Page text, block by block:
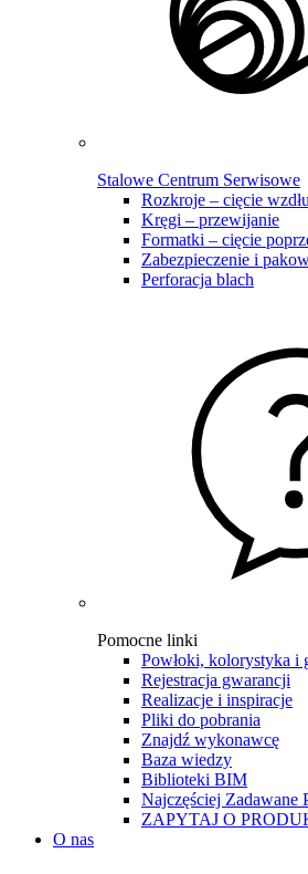
Stalowe Centrum Serwisowe
Rozkroje – cięcie
Kręgi – przewijanie
Formatki – cięcie
Zabezpieczenie i
Perforacja blach
Pomocne linki
Powłoki, kolorystyka i
Rejestracja gwarancji
Realizacje i inspiracje
Pliki do pobrania
Znajdź wykonawcę
Baza wiedzy
Biblioteki BIM
Najczęściej Zadawane
ZAPYTAJ O
O nas